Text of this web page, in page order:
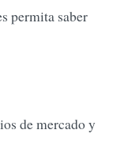
permita saber
de mercado y